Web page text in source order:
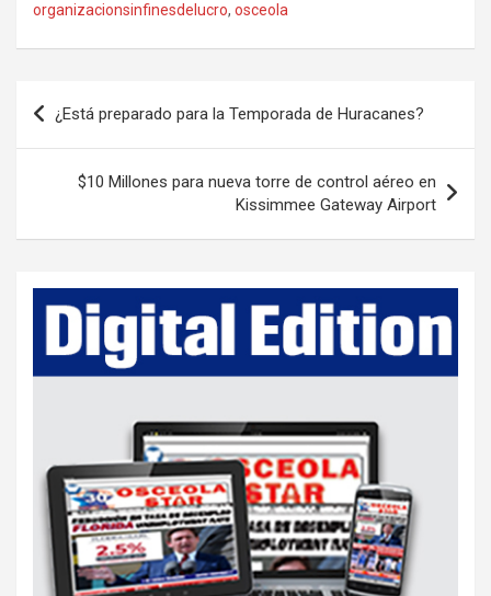
organizacionsinfinesdelucro, osceola
n
¿Está preparado para la Temporada de Huracanes?
$10 Millones para nueva torre de control aéreo en
Kissimmee Gateway Airport